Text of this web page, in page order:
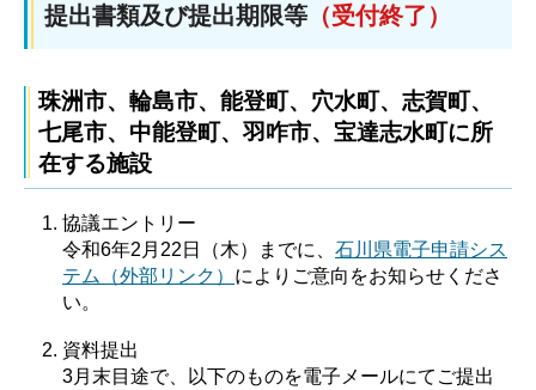
提出書類及び提出期限等 （受付終了）
珠洲市、輪島市、能登町、穴水町、志賀町、
七尾市、中能登町、羽咋市、宝達志水町に所
在する施設
協議エントリー
令和6年2月22日（木）までに、 石川県電子申請シス
テム（外部リンク） によりご意向をお知らせくださ
い。
資料提出
3月末目途で、以下のものを電子メールにてご提出